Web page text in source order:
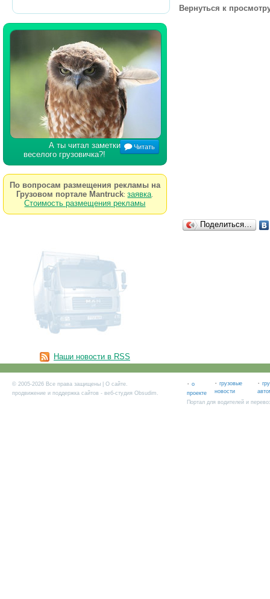
А ты читал заметки
веселого грузовичка?!
Читать
По вопросам размещения рекламы на
Грузовом портале Mantruck:заявка
Стоимость размещения рекламы
Наши новости в RSS
Вернуться к
Поделиться…
© 2005-2026 Все права защищены | О сайте.
продвижение и поддержка сайтов - веб-студия Obsudim.
· о
проекте
· грузовые
новости
·
Портал для водителей и